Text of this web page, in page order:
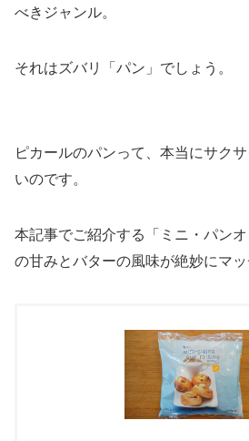
べきジャンル。
それはズバリ「パン」でしょう。
ピカールのパンって、本当にサク
いのです。
本記事でご紹介する「ミニ・パン
の甘みとバターの風味が絶妙にマッ